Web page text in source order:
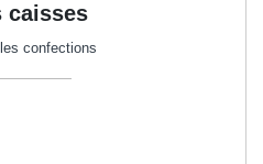
caisses
confections